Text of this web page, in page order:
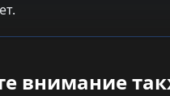
внимание